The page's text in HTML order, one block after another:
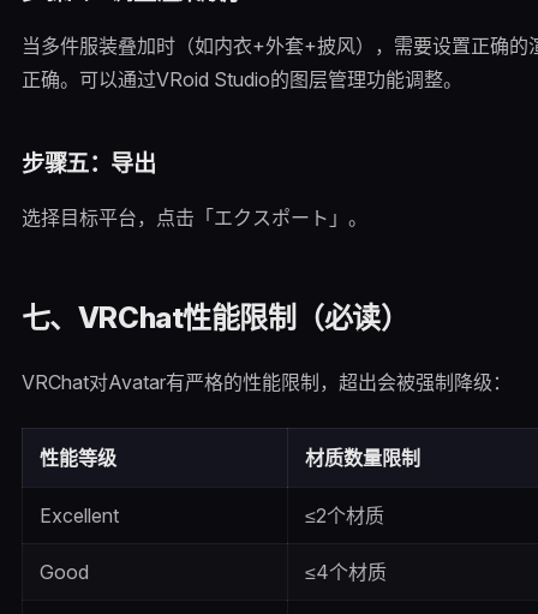
当多件服装叠加时（如内衣+外套+披风），需要设置正确
正确。可以通过VRoid Studio的图层管理功能调整。
步骤五：导出
选择目标平台，点击「エクスポート」。
七、VRChat性能限制（必读）
VRChat对Avatar有严格的性能限制，超出会被强制降级：
性能等级 材质数量限制
Excellent ≤2个材质
Good ≤4个材质